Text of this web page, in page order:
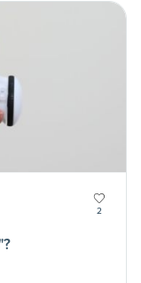
2